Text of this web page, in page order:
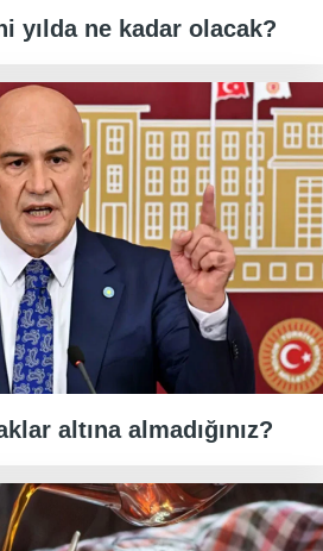
yılda ne kadar olacak?
altına almadığınız?